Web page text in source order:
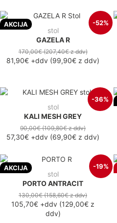
AKCIJA -52%
stol
GAZELA R
170,00€(207,40€z ddv)
81,90€ +ddv (99,90€ z ddv)
-36%
stol
KALI MESH GREY
90,00€(109,80€z ddv)
57,30€ +ddv (69,90€ z ddv)
AKCIJA -19%
stol
PORTO ANTRACIT
130,00€(158,60€z ddv)
105,70€ +ddv (129,00€ z
ddv)